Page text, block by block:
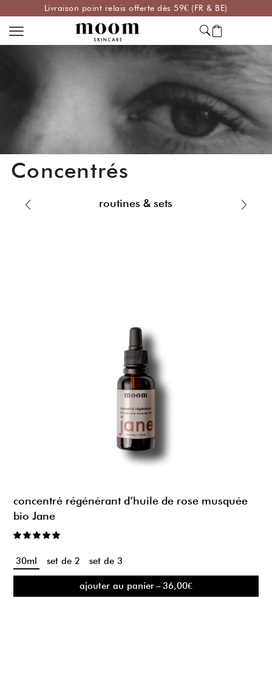
Livraison point relais offerte dès 59€ (FR & BE)
Concentrés
routines & sets
concentré régénérant d’huile de rose musquée
bio Jane
30ml set de 2 set de 3
ajouter au panier– 36,00€